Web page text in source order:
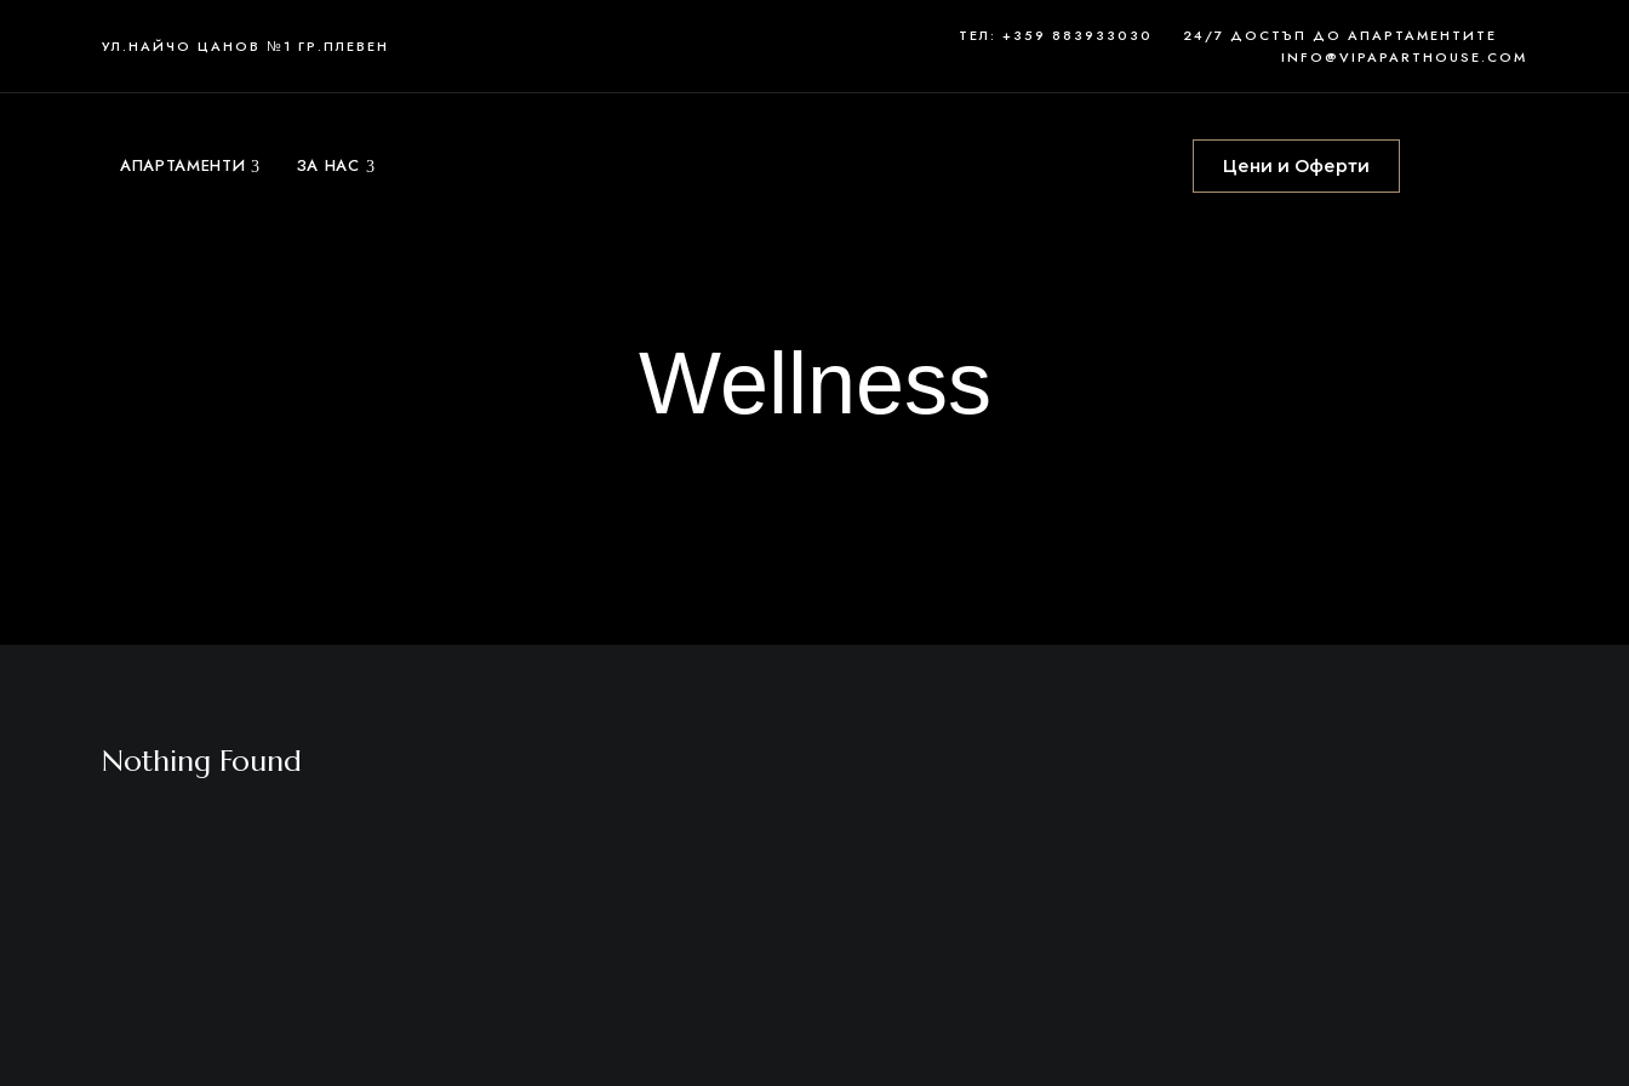
УЛ.НАЙЧО ЦАНОВ №1 ГР.ПЛЕВЕН
ТЕЛ: +359 883933030
24/7 ДОСТЪП ДО АПАРТАМЕНТИТЕ
INFO@VIPAPARTHOUSE.COM
АПАРТАМЕНТИ ЗА НАС Цени и Оферти
Wellness
Nothing Found